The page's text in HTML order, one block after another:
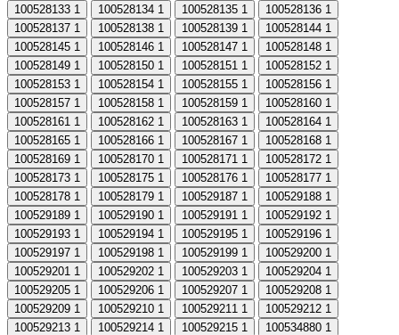
100528133 1 100528134 1 100528135 1 100528136 1
100528137 1 100528138 1 100528139 1 100528144 1
100528145 1 100528146 1 100528147 1 100528148 1
100528149 1 100528150 1 100528151 1 100528152 1
100528153 1 100528154 1 100528155 1 100528156 1
100528157 1 100528158 1 100528159 1 100528160 1
100528161 1 100528162 1 100528163 1 100528164 1
100528165 1 100528166 1 100528167 1 100528168 1
100528169 1 100528170 1 100528171 1 100528172 1
100528173 1 100528175 1 100528176 1 100528177 1
100528178 1 100528179 1 100529187 1 100529188 1
100529189 1 100529190 1 100529191 1 100529192 1
100529193 1 100529194 1 100529195 1 100529196 1
100529197 1 100529198 1 100529199 1 100529200 1
100529201 1 100529202 1 100529203 1 100529204 1
100529205 1 100529206 1 100529207 1 100529208 1
100529209 1 100529210 1 100529211 1 100529212 1
100529213 1 100529214 1 100529215 1 100534880 1